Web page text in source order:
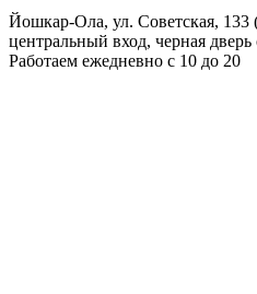
Йошкар-Ола, ул. Советская,
центральный вход, черная
Работаем ежедневно с 10 до 20